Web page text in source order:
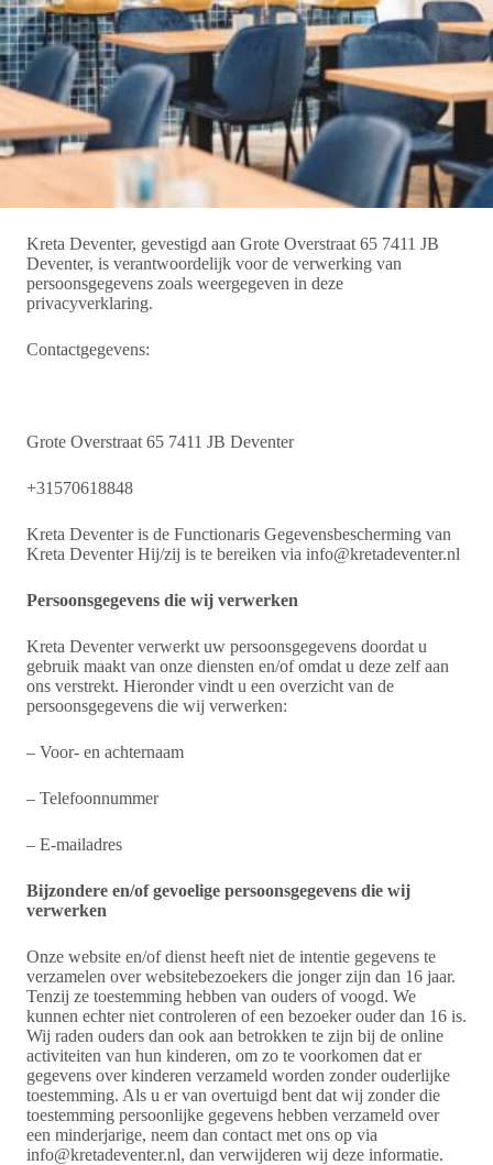
Kreta Deventer, gevestigd aan Grote Overstraat 65 7411 JB
Deventer, is verantwoordelijk voor de verwerking van
persoonsgegevens zoals weergegeven in deze
privacyverklaring.
Contactgegevens:
Grote Overstraat 65 7411 JB Deventer
+31570618848
Kreta Deventer is de Functionaris Gegevensbescherming van
Kreta Deventer Hij/zij is te bereiken via info@kretadeventer.nl
Persoonsgegevens die wij verwerken
Kreta Deventer verwerkt uw persoonsgegevens doordat u
gebruik maakt van onze diensten en/of omdat u deze zelf aan
ons verstrekt. Hieronder vindt u een overzicht van de
persoonsgegevens die wij verwerken:
– Voor- en achternaam
– Telefoonnummer
– E-mailadres
Bijzondere en/of gevoelige persoonsgegevens die wij
verwerken
Onze website en/of dienst heeft niet de intentie gegevens te
verzamelen over websitebezoekers die jonger zijn dan 16 jaar.
Tenzij ze toestemming hebben van ouders of voogd. We
kunnen echter niet controleren of een bezoeker ouder dan 16 is.
Wij raden ouders dan ook aan betrokken te zijn bij de online
activiteiten van hun kinderen, om zo te voorkomen dat er
gegevens over kinderen verzameld worden zonder ouderlijke
toestemming. Als u er van overtuigd bent dat wij zonder die
toestemming persoonlijke gegevens hebben verzameld over
een minderjarige, neem dan contact met ons op via
info@kretadeventer.nl, dan verwijderen wij deze informatie.